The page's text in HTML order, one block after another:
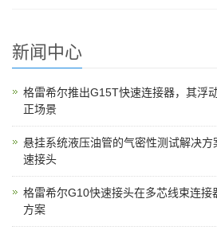
新闻中心
格雷希尔推出G15T快速连接器，其浮
正场景
悬挂系统液压油管的气密性测试解决
速接头
格雷希尔G10快速接头在多芯线束连接
方案